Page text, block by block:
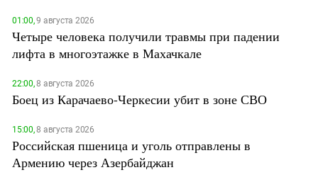
01:00,9 августа 2026
Четыре человека получили травмы при падении
лифта в многоэтажке в Махачкале
22:00,8 августа 2026
Боец из Карачаево-Черкесии убит в зоне СВО
15:00,8 августа 2026
Российская пшеница и уголь отправлены в
Армению через Азербайджан